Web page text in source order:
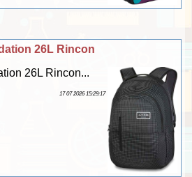
26L Rincon
26L Rincon...
17 07 2026 15:29:17